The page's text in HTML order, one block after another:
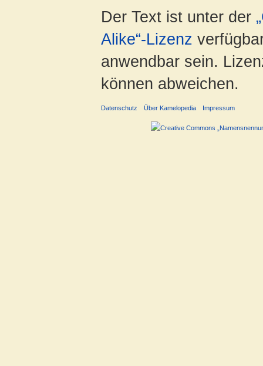
Der Text ist unter der
Alike“-Lizenz
anwendbar sein.
können abweichen.
Datenschutz Über Kamelopedia Impressum